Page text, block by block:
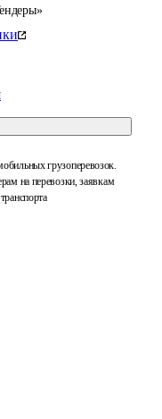
грузоперевозок.
на перевозки, заявкам